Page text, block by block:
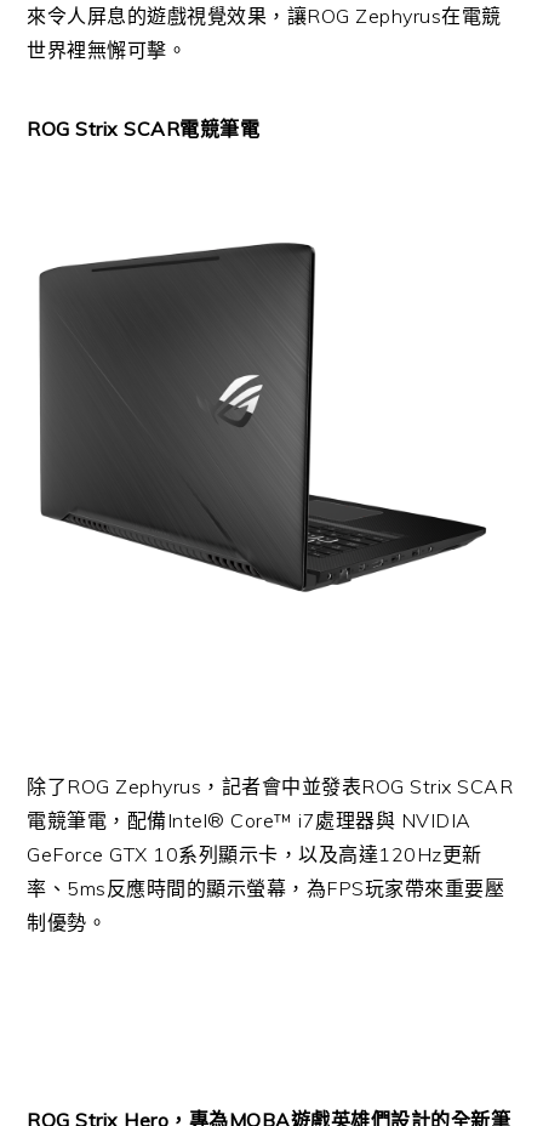
來令人屏息的遊戲視覺效果，讓ROG Zephyrus在電競
世界裡無懈可擊。
ROG Strix SCAR電競筆電
除了ROG Zephyrus，記者會中並發表ROG Strix SCAR
電競筆電，配備Intel® Core™ i7處理器與 NVIDIA
GeForce GTX 10系列顯示卡，以及高達120Hz更新
率、5ms反應時間的顯示螢幕，為FPS玩家帶來重要壓
制優勢。
ROG Strix Hero，專為MOBA遊戲英雄們設計的全新筆